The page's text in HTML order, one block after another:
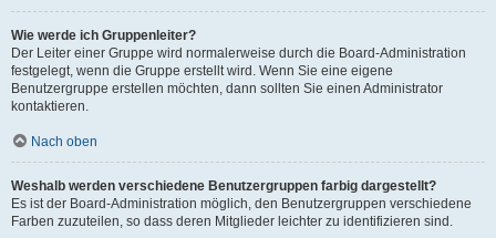
Wie werde ich Gruppenleiter?
Der Leiter einer Gruppe wird normalerweise durch die Board-Administration
festgelegt, wenn die Gruppe erstellt wird. Wenn Sie eine eigene
Benutzergruppe erstellen möchten, dann sollten Sie einen Administrator
kontaktieren.
Nach oben
Weshalb werden verschiedene Benutzergruppen farbig dargestellt?
Es ist der Board-Administration möglich, den Benutzergruppen verschiedene
Farben zuzuteilen, so dass deren Mitglieder leichter zu identifizieren sind.